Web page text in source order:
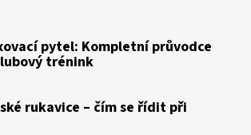
pytel: Kompletní průvodce
trénink
rukavice – čím se řídit při